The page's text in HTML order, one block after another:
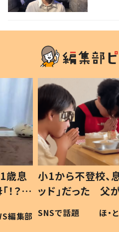
歳息
？」
編集部
小1から不登校、
ッド」だった 父
作り続ける理由
#令和の子
SNSで話題 ほ・